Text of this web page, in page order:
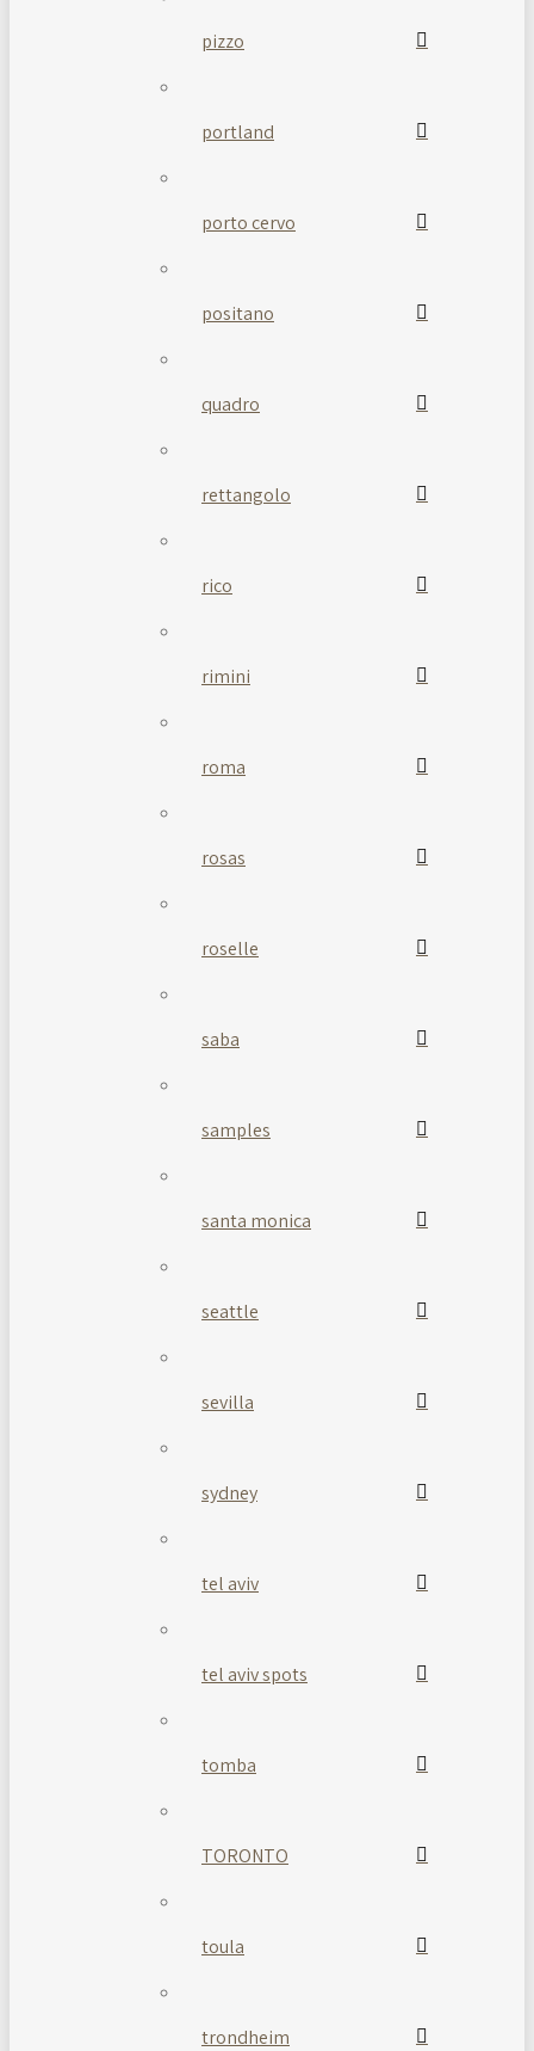
pizzo
portland
porto cervo
positano
quadro
rettangolo
rico
rimini
roma
rosas
roselle
saba
samples
santa monica
seattle
sevilla
sydney
tel aviv
tel aviv spots
tomba
TORONTO
toula
trondheim